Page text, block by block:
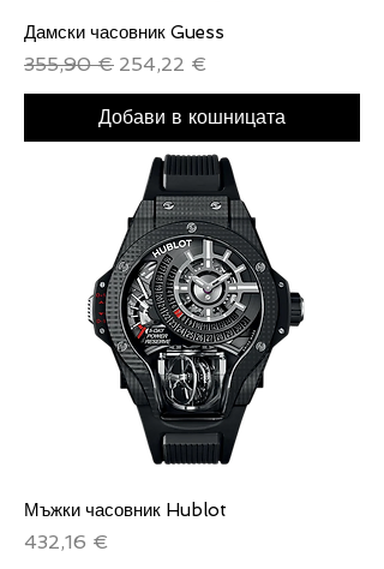
Дамски часовник Guess
Редовна цена
355,90 € Продажна цена
254,22 €
Добави в кошницата
Мъжки часовник Hublot
Цена
432,16 €